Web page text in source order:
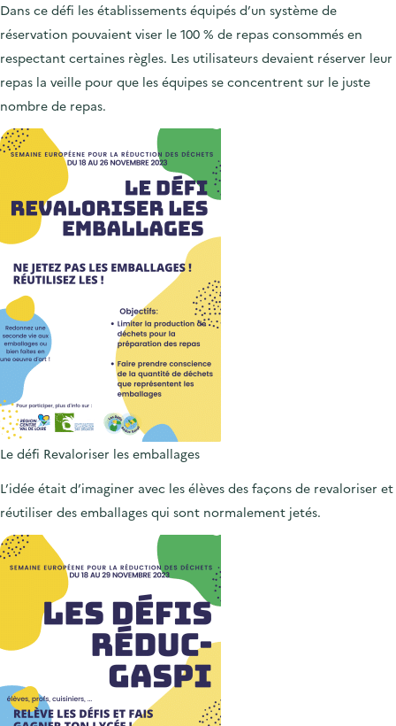
Dans ce défi les établissements équipés d’un système de
réservation pouvaient viser le 100 % de repas consommés en
respectant certaines règles. Les utilisateurs devaient réserver leur
repas la veille pour que les équipes se concentrent sur le juste
nombre de repas.
Le défi Revaloriser les emballages
L’idée était d’imaginer avec les élèves des façons de revaloriser et
réutiliser des emballages qui sont normalement jetés.